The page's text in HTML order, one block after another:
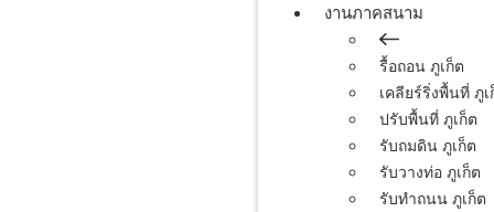
งานภาคสนาม
รื้อถอน ภูเก็ต
เคลียร์ริ่งพื้นที่ ภู
ปรับพื้นที่ ภูเก็ต
รับถมดิน ภูเก็ต
รับวางท่อ ภูเก็ต
รับทำถนน ภูเก็ต